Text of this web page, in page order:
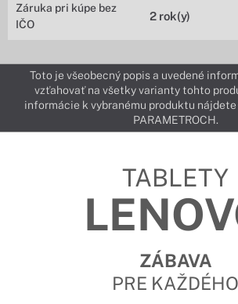
Záruka pri kúpe bez
IČO
2 rok(y)
Toto je všeobecný popis a uvedené
vzťahovať na všetky varianty tohto
informácie k vybranému produktu nájdete
PARAMETROCH.
TABLETY
ZÁBAVA
PRE KAŽDÉHO